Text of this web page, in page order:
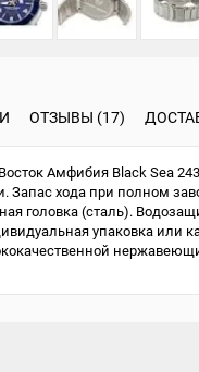
ОТЗЫВЫ (17)
Амфибия Black Sea
хода при полном
головка (сталь).
упаковка или